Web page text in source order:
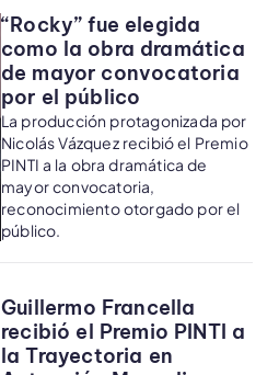
“Rocky” fue elegida
como la obra dramática
de mayor convocatoria
por el público
La producción protagonizada por
Nicolás Vázquez recibió el Premio
PINTI a la obra dramática de
mayor convocatoria,
reconocimiento otorgado por el
público.
Guillermo Francella
recibió el Premio PINTI a
la Trayectoria en